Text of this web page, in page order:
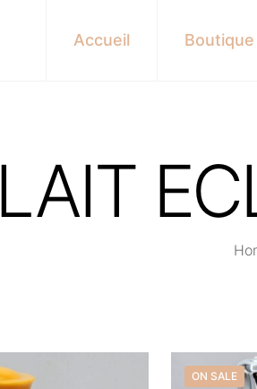
Accueil Boutique
LAIT
ON SALE